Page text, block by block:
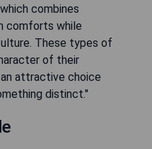
combines
comforts while
These types of
of their
attractive choice
distinct."